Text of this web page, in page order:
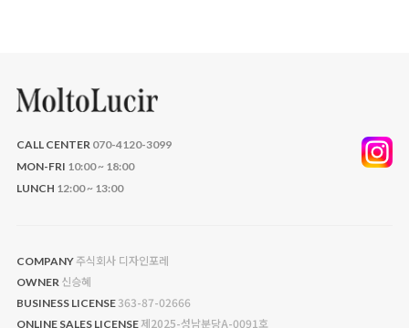
CALL CENTER 070-4120-3099
MON-FRI 10:00 ~ 18:00
LUNCH 12:00 ~ 13:00
COMPANY 주식회사 디자인포레
OWNER 신승혜
BUSINESS LICENSE 363-87-02666
ONLINE SALES LICENSE 제2025-성남분당A-0091호